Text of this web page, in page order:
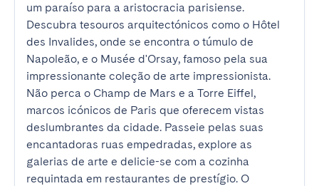
um paraíso para a aristocracia parisiense.
Descubra tesouros arquitectónicos como o Hôtel
des Invalides, onde se encontra o túmulo de
Napoleão, e o Musée d'Orsay, famoso pela sua
impressionante coleção de arte impressionista.
Não perca o Champ de Mars e a Torre Eiffel,
marcos icónicos de Paris que oferecem vistas
deslumbrantes da cidade. Passeie pelas suas
encantadoras ruas empedradas, explore as
galerias de arte e delicie-se com a cozinha
requintada em restaurantes de prestígio. O